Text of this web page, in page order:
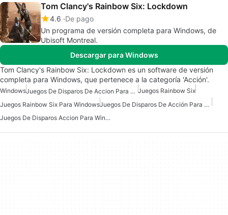
Tom Clancy's Rainbow Six: Lockdown
4.6 De pago
Un programa de versión completa para Windows, de
Ubisoft Montreal.
Descargar para Windows
Tom Clancy's Rainbow Six: Lockdown es un software de versión
completa para Windows, que pertenece a la categoría 'Acción'.
Windows Juegos De Disparos De Accion Para Windows Juegos Rainbow Six
Juegos Rainbow Six Para Windows
Juegos De Disparos De Acción Para Windows 11
Juegos De Disparos Accion Para Windows 7